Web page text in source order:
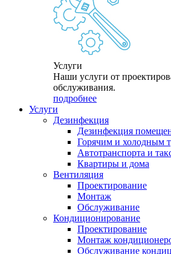
Услуги
Наши услуги от
обслуживания.
подробнее
Услуги
Дезинфекция
Дезинфекция
Горячим и холодным
Автотранспорта и
Квартиры и дома
Вентиляция
Проектирование
Монтаж
Обслуживание
Кондиционирование
Проектирование
Монтаж
Обслуживание